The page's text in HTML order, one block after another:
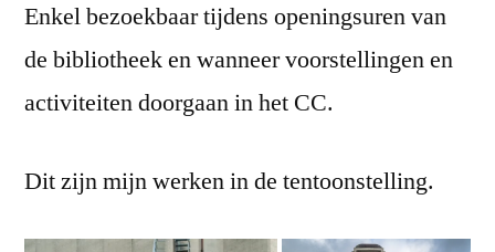
Enkel bezoekbaar tijdens openingsuren van
de bibliotheek en wanneer voorstellingen en
activiteiten doorgaan in het CC.
Dit zijn mijn werken in de tentoonstelling.